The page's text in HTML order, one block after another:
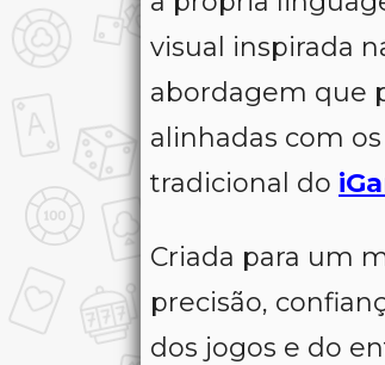
visual inspirada
abordagem que
alinhadas com
tradicional do
Criada para um
precisão,
dos jogos e do